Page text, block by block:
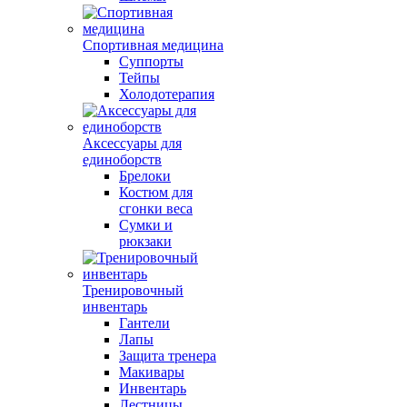
Спортивная медицина
Суппорты
Тейпы
Холодотерапия
Аксессуары для
единоборств
Брелоки
Костюм для
сгонки веса
Сумки и
рюкзаки
Тренировочный
инвентарь
Гантели
Лапы
Защита тренера
Макивары
Инвентарь